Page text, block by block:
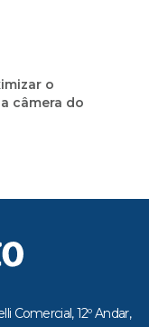
o
câmera do
Comercial, 12º Andar,